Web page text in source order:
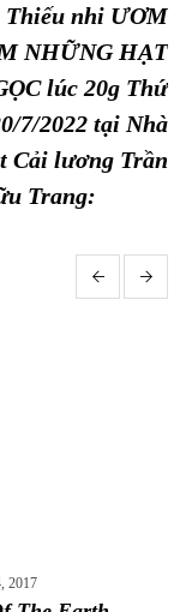
Thiếu nhi ƯƠM
NHỮNG HẠT
lúc 20g Thứ
7/2022 tại Nhà
Cải lương Trần
Trang:
2017